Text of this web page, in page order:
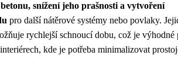
snížení jeho prašnosti a vytvoření
pro další nátěrové systémy nebo povlaky.
rychlejší schnoucí dobu, což je výhodné
kde je potřeba minimalizovat